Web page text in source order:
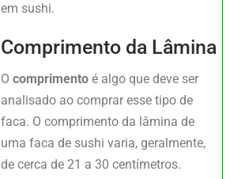
em sushi.
Comprimento da Lâmina
Ocomprimento é algo que deve ser
analisado ao comprar esse tipo de
faca. O comprimento da lâmina de
uma faca de sushi varia, geralmente,
de cerca de 21 a 30 centímetros.